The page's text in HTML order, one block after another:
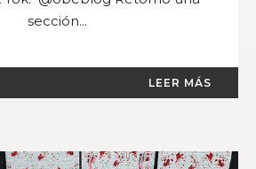
sección...
LEER MÁS